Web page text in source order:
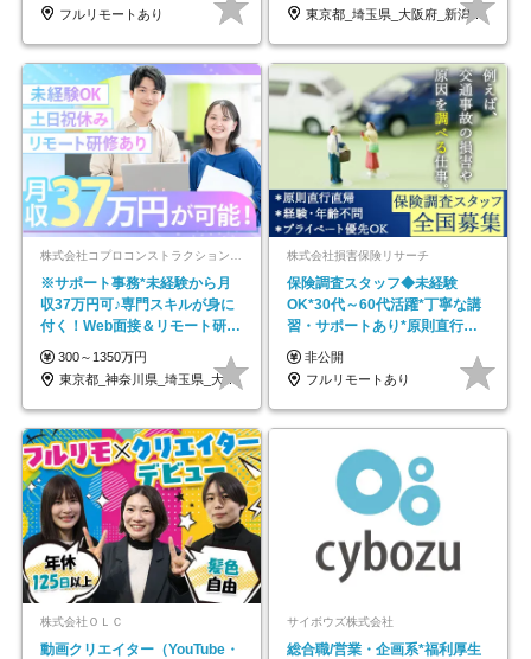
フルリモートあり
東京都_埼玉県_大阪府_新潟県_福岡県
※サポート事務*未経験から月
収37万円可♪専門スキルが身に
付く！Web面接＆リモート研修
も充実♪/a
300～1350万円
東京都_神奈川県_埼玉県_大阪府_愛知県…
株式会社損害保険リサーチ
保険調査スタッフ◆未経験
OK*30代～60代活躍*丁寧な講
習・サポートあり*原則直行直
帰／全国募集・業務委託
非公開
フルリモートあり
株式会社ＯＬＣ
動画クリエイター（YouTube・
サイボウズ株式会社
総合職/営業・企画系*福利厚生